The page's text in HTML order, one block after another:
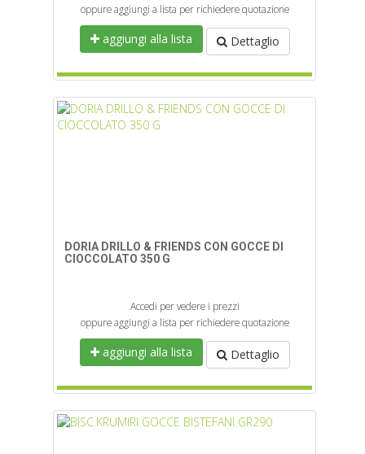
oppure aggiungi a lista per richiedere quotazione
aggiungi alla lista Dettaglio
DORIA DRILLO & FRIENDS CON GOCCE DI
CIOCCOLATO 350 G
Accedi per vedere i prezzi
oppure aggiungi a lista per richiedere quotazione
aggiungi alla lista Dettaglio